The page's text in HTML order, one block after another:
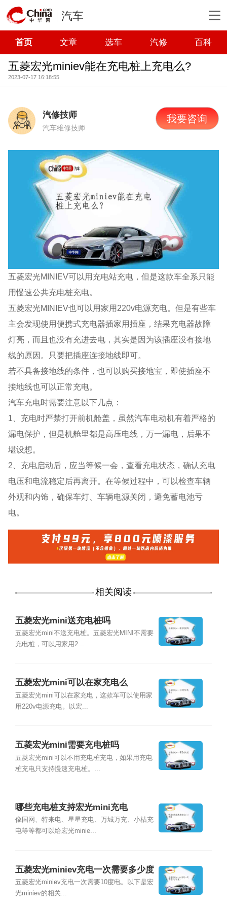
汽车
首页 文章 选车 汽修 百科
五菱宏光miniev能在充电桩上充电么?
2023-07-17 16:18:55
汽修技师
汽车维修技师
我要咨询
五菱宏光MINIEV可以用充电站充电，但是这款车全系只能
用慢速公共充电桩充电。
五菱宏光MINIEV也可以用家用220v电源充电。但是有些车
主会发现使用便携式充电器插家用插座，结果充电器故障
灯亮，而且也没有充进去电，其实是因为该插座没有接地
线的原因。只要把插座连接地线即可。
若不具备接地线的条件，也可以购买接地宝，即使插座不
接地线也可以正常充电。
汽车充电时需要注意以下几点：
1、充电时严禁打开前机舱盖，虽然汽车电动机有着严格的
漏电保护，但是机舱里都是高压电线，万一漏电，后果不
堪设想。
2、充电启动后，应当等候一会，查看充电状态，确认充电
电压和电流稳定后再离开。在等候过程中，可以检查车辆
外观和内饰，确保车灯、车辆电源关闭，避免蓄电池亏
电。
相关阅读
五菱宏光mini送充电桩吗
五菱宏光mini不送充电桩。五菱宏光MINI不需要
充电桩，可以用家用2...
五菱宏光mini可以在家充电么
五菱宏光mini可以在家充电，这款车可以使用家
用220v电源充电。以宏...
五菱宏光mini需要充电桩吗
五菱宏光mini可以不用充电桩充电，如果用充电
桩充电只支持慢速充电桩。...
哪些充电桩支持宏光mini充电
像国网、特来电、星星充电、万城万充、小桔充
电等等都可以给宏光minie...
五菱宏光miniev充电一次需要多少度
电?
五菱宏光miniev充电一次需要10度电。以下是宏
光miniev的相关...